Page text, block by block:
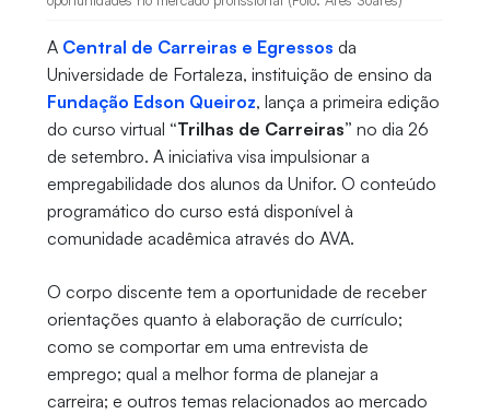
A Central de Carreiras e Egressos da
Universidade de Fortaleza, instituição de ensino da
Fundação Edson Queiroz, lança a primeira edição
do curso virtual “Trilhas de Carreiras” no dia 26
de setembro. A iniciativa visa impulsionar a
empregabilidade dos alunos da Unifor. O conteúdo
programático do curso está disponível à
comunidade acadêmica através do AVA.
O corpo discente tem a oportunidade de receber
orientações quanto à elaboração de currículo;
como se comportar em uma entrevista de
emprego; qual a melhor forma de planejar a
carreira; e outros temas relacionados ao mercado